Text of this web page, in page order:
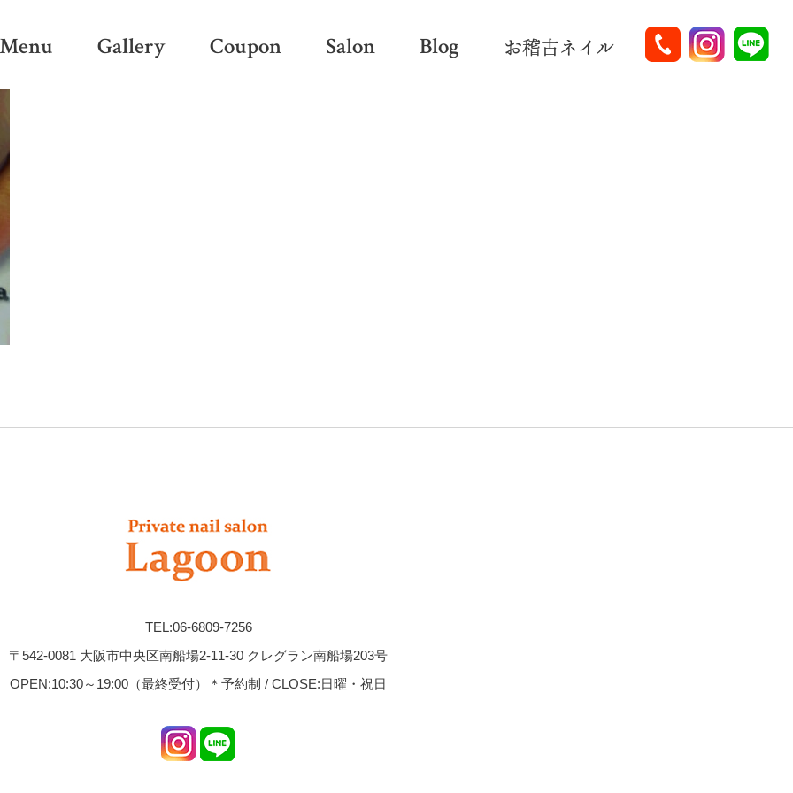
Menu Gallery Coupon Salon Blog お稽古ネイル
TEL:06-6809-7256
〒542-0081 大阪市中央区南船場2-11-30 クレグラン南船場203号
OPEN:10:30～19:00（最終受付）＊予約制 / CLOSE:日曜・祝日